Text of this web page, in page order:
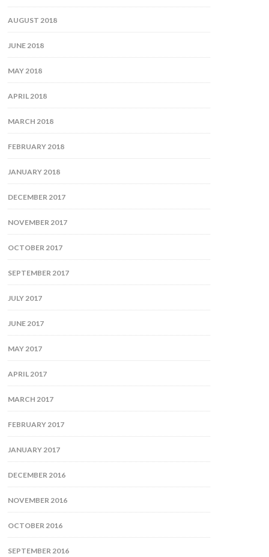
AUGUST 2018
JUNE 2018
MAY 2018
APRIL 2018
MARCH 2018
FEBRUARY 2018
JANUARY 2018
DECEMBER 2017
NOVEMBER 2017
OCTOBER 2017
SEPTEMBER 2017
JULY 2017
JUNE 2017
MAY 2017
APRIL 2017
MARCH 2017
FEBRUARY 2017
JANUARY 2017
DECEMBER 2016
NOVEMBER 2016
OCTOBER 2016
SEPTEMBER 2016